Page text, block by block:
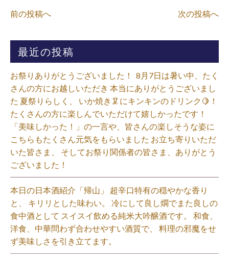
前の投稿へ 次の投稿へ
最近の投稿
お祭りありがとうございました！ ⁡ 8月7日は暑い中、たく
さんの方にお越しいただき 本当にありがとうございまし
た 夏祭りらしく、 いか焼き🦑にキンキンのドリンク🍋！
たくさんの方に楽しんでいただけて嬉しかったです！
「美味しかった！」の一言や、皆さんの楽しそうな姿に
こちらもたくさん元気をもらいました️ お立ち寄りいただ
いた皆さま、 そしてお祭り関係者の皆さま、ありがとう
ございました！⁡
本日の日本酒紹介「帰山」 超辛口特有の穏やかな香り
と、 キリリとした味わい。 冷にして良し燗でまた良しの
食中酒として スイスイ飲める純米大吟醸酒です。 和食、
洋食、中華問わず合わせやすい酒質で、 料理の邪魔をせ
ず美味しさを引き立てます。